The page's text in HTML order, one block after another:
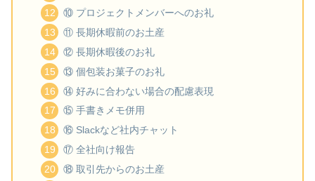
⑩ プロジェクトメンバーへのお礼
⑪ 長期休暇前のお土産
⑫ 長期休暇後のお礼
⑬ 個包装お菓子のお礼
⑭ 好みに合わない場合の配慮表現
⑮ 手書きメモ併用
⑯ Slackなど社内チャット
⑰ 全社向け報告
⑱ 取引先からのお土産